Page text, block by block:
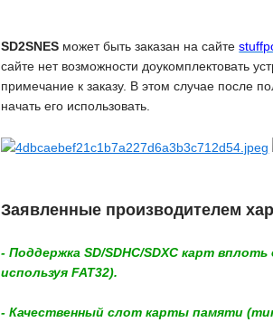
SD2SNES может быть заказан на сайте
сайте нет возможности доукомплектовать
примечание к заказу. В этом случае после
начать его использовать.
Заявленные производителем
- Поддержка SD/SDHC/SDXC карт
используя FAT32).
- Качественный слот карты памяти